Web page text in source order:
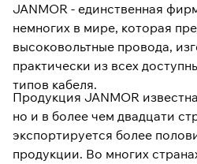
JANMOR - единственная
немногих в мире, которая
высоковольтные провода,
практически из всех
типов кабеля.
Продукция JANMOR
но и в более чем двадцати
экспортируется более
продукции. Во многих